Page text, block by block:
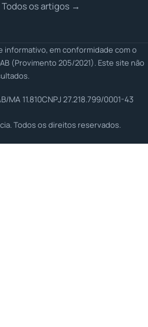
Todos os artigos →
em conformidade com o
(Provimento 205/2021). Este site não
MA 11.810CNPJ 27.218.799/0001-43
Todos os direitos reservados.